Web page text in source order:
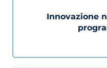
Innovazione